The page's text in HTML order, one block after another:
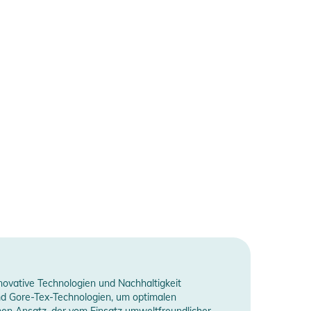
Technologien und Nachhaltigkeit
Tex-Technologien, um optimalen